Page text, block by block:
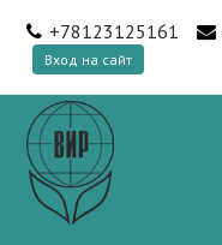
+78123125161
Вход на сайт